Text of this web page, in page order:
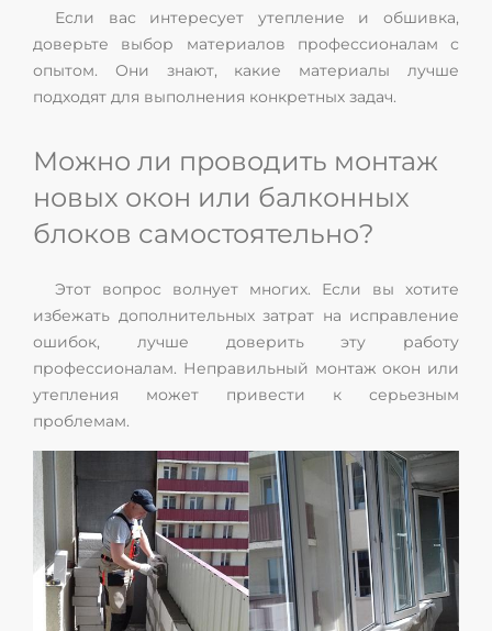
Если вас интересует утепление и обшивка,
доверьте выбор материалов профессионалам с
опытом. Они знают, какие материалы лучше
подходят для выполнения конкретных задач.
Можно ли проводить монтаж
новых окон или балконных
блоков самостоятельно?
Этот вопрос волнует многих. Если вы хотите
избежать дополнительных затрат на исправление
ошибок, лучше доверить эту работу
профессионалам. Неправильный монтаж окон или
утепления может привести к серьезным
проблемам.